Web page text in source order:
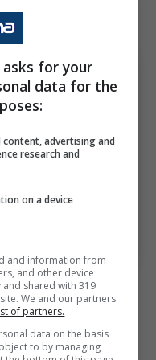
con Lorenzo
al
for your
data for the
advertising and
research and
on a device
and information from
and other device
shared with 319
We and our partners
of partners.
data on the basis
to by managing